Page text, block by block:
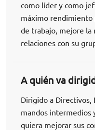
como líder y como
máximo rendimiento
de trabajo, mejore la
relaciones con su
A quién va
Dirigido a Directivos,
mandos intermedios
quiera mejorar sus